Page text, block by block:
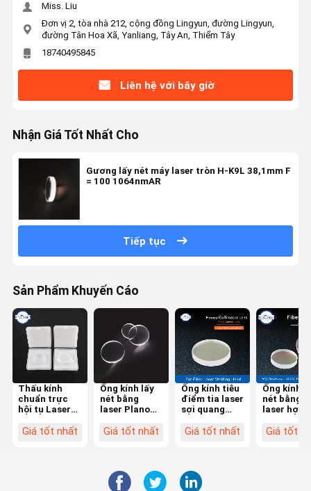
Miss. Liu
Đơn vị 2, tòa nhà 212, cộng đồng Lingyun, đường Lingyun,
đường Tân Hoa Xã, Yanliang, Tây An, Thiểm Tây
18740495845
Liên hệ với bây giờ
Nhận Giá Tốt Nhất Cho
Gương lấy nét máy laser tròn H-K9L 38,1mm F
= 100 1064nmAR
Tiếp tục
Sản Phẩm Khuyến Cáo
Thấu kính
chuẩn trực
hội tụ Laser
D37 F100 cho
Giá tốt nhất
Ống kính lấy
nét bằng
laser Plano
FL50mm
Giá tốt nhất
Ống kính tiêu
điểm tia laser
sợi quang
Raytools WSX
Giá tốt nhất
Ống kính
nét bằng
laser hợp
Meniscus
Giá tốt